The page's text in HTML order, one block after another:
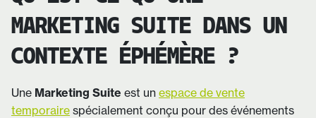
MARKETING SUITE DANS UN
CONTEXTE ÉPHÉMÈRE ?
Une Marketing Suite est un espace de vente
temporaire spécialement conçu pour des événements